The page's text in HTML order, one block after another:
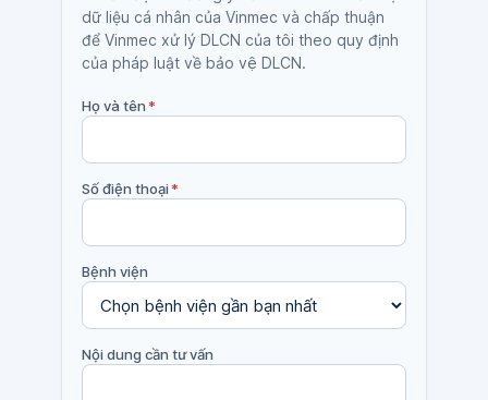
dữ liệu cá nhân của Vinmec và chấp thuận
để Vinmec xử lý DLCN của tôi theo quy định
của pháp luật về bảo vệ DLCN.
Họ và tên*
Số điện thoại*
Bệnh viện
Nội dung cần tư vấn